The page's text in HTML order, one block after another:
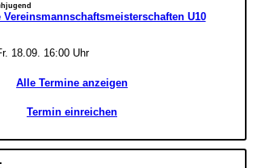
U10
18.09. 16:00 Uhr
Alle Termine anzeigen
Termin einreichen